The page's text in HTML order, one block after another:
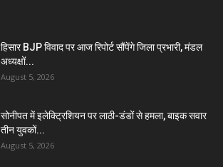
हिसार BJP विवाद पर आज रिपोर्ट सौंपेंगे जिला प्रभारी, मंडल
अध्यक्षों...
August 5, 2026
सोनीपत में इलेक्ट्रिशियन पर लाठी-डंडों से हमला, बाइक सवार
तीन युवकों...
August 5, 2026